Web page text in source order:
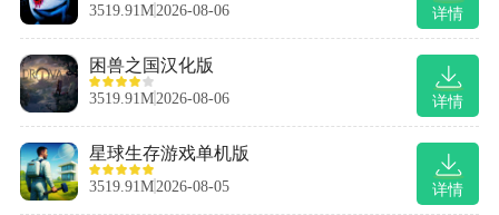
详情
3519.91M 2026-08-06
详情
困兽之国汉化版
3519.91M 2026-08-06
详情
星球生存游戏单机版
3519.91M 2026-08-05